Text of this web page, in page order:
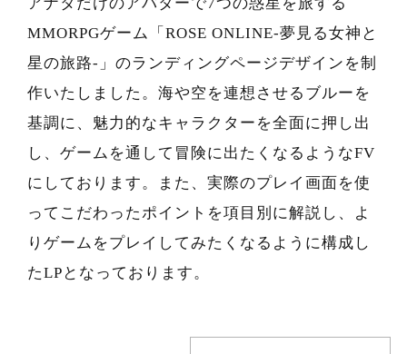
MMORPGゲーム「ROSE ONLINE-夢見る女神と
星の旅路-」のランディングページデザインを制
作いたしました。海や空を連想させるブルーを
基調に、魅力的なキャラクターを全面に押し出
し、ゲームを通して冒険に出たくなるようなFV
にしております。また、実際のプレイ画面を使
ってこだわったポイントを項目別に解説し、よ
りゲームをプレイしてみたくなるように構成し
たLPとなっております。